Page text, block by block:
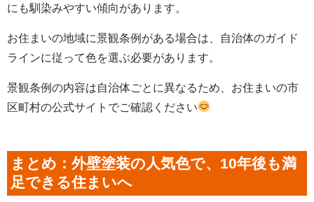
にも馴染みやすい傾向があります。
お住まいの地域に景観条例がある場合は、自治体のガイド
ラインに従って色を選ぶ必要があります。
景観条例の内容は自治体ごとに異なるため、お住まいの市
区町村の公式サイトでご確認ください
まとめ：外壁塗装の人気色で、10年後も満
足できる住まいへ